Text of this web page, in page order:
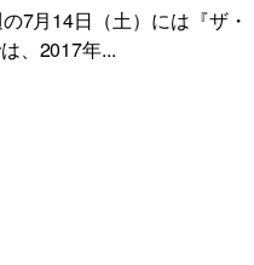
7月14日（土）には『ザ・
、2017年...